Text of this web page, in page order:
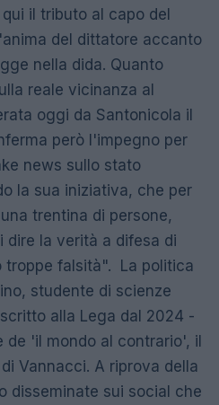
il tributo al capo del
del dittatore accanto
nella dida. Quanto
reale vicinanza al
oggi da Santonicola il
però l'impegno per
news sullo stato
la sua iniziativa, che per
trentina di persone,
dire la verità a difesa di
troppe falsità". La politica
studente di scienze
alla Lega dal 2024 -
'il mondo al contrario', il
Vannacci. A riprova della
disseminate sui social che